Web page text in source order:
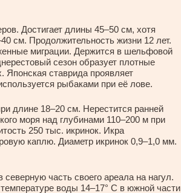
Достигает длины 45–50 см, хотя
см. Продолжительность жизни 12 лет.
миграции. Держится в шельфовой
сезон образует плотные
ставрида проявляет
рыбаками при её лове.
длине 18–20 см. Нерестится ранней
моря над глубинами 110–200 м при
250 тыс. икринок. Икра
каплю. Диаметр икринок 0,9–1,0 мм.
часть своего ареала на нагул.
воды 14–17° С в южной части